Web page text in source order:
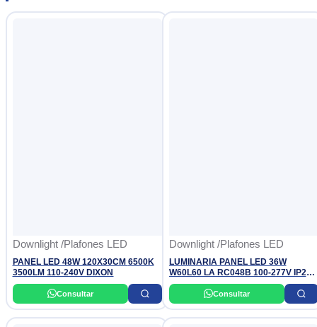
Downlight /Plafones LED
PANEL LED 48W 120X30CM 6500K
3500LM 110-240V DIXON
Consultar
Downlight /Plafones LED
LUMINARIA PANEL LED 36W
W60L60 LA RC048B 100-277V IP20
6500K (4,000 LUMINES) PHILIPS
Consultar